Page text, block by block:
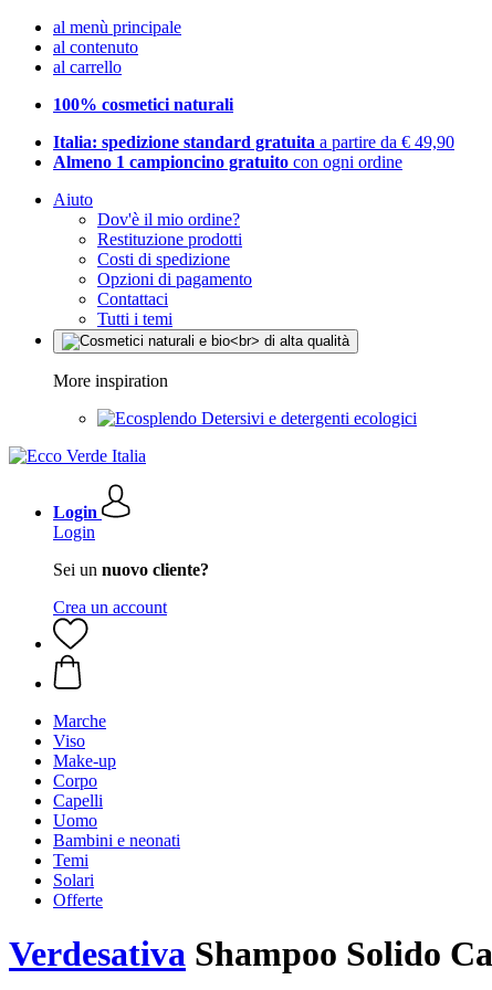
al menù principale
al contenuto
al carrello
100% cosmetici naturali
Italia: spedizione standard gratuita a partire da € 49,90
Almeno 1 campioncino gratuito con ogni ordine
Aiuto
Dov'è il mio ordine?
Restituzione prodotti
Costi di spedizione
Opzioni di pagamento
Contattaci
Tutti i temi
More inspiration
Detersivi e detergenti ecologici
Login
Login
Sei un nuovo cliente?
Crea un account
Marche
Viso
Make-up
Corpo
Capelli
Uomo
Bambini e neonati
Temi
Solari
Offerte
Verdesativa Shampoo Solido